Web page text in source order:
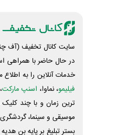
سایت کانال تخفیف (آف
در حال حاضر با همراهی
خدمات آنلاین را به
فیلیمو، نماوا، اسنپ مارکت،
ترین زمان و با چند کلیک
موسیقی و سینما،
بستر تبلیغ بر پایه بن